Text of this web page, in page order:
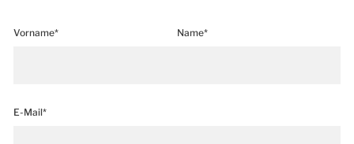
Vorname* Name*
E-Mail*